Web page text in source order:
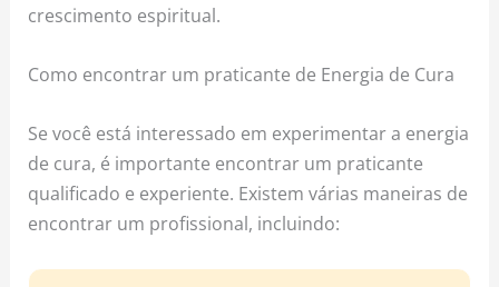
crescimento espiritual.
Como encontrar um praticante de Energia de Cura
Se você está interessado em experimentar a energia
de cura, é importante encontrar um praticante
qualificado e experiente. Existem várias maneiras de
encontrar um profissional, incluindo: